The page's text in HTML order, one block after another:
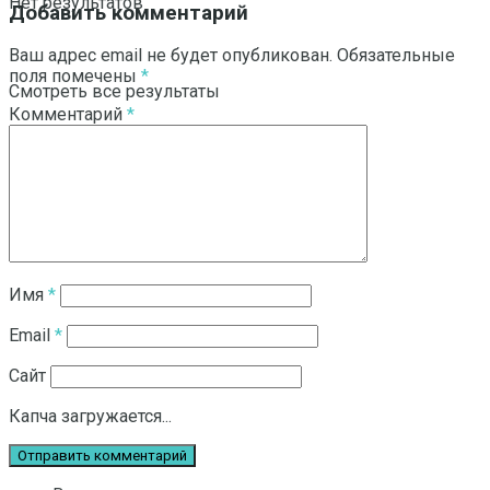
Смотреть все результаты
Добавить комментарий
Ваш адрес email не будет опубликован. Обязательные
поля помечены *
Комментарий *
Имя *
Email *
Сайт
Капча загружается...